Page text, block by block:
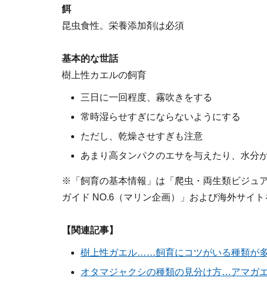
餌
昆虫食性。栄養添加剤は必須
基本的な世話
樹上性カエルの飼育
三日に一回程度、霧吹きをする
常時湿らせすぎにならないようにする
ただし、乾燥させすぎも注意
あまり高タンパクのエサを与えたり、水分
※「飼育の基本情報」は「爬虫・両生類ビジュ
ガイド NO.6（マリン企画）」および海外サイト
【関連記事】
樹上性ガエル……飼育にコツがいる種類が多
オタマジャクシの種類の見分け方…アマガ